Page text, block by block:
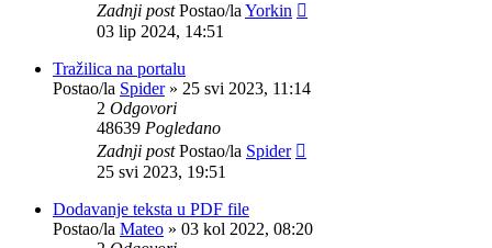
Zadnji postPostao/la Yorkin
03 lip 2024, 14:51
Tražilica na portalu
Postao/la Spider» 25 svi 2023, 11:14
2 Odgovori
48639 Pogledano
Zadnji postPostao/la Spider
25 svi 2023, 19:51
Dodavanje teksta u PDF file
Postao/la Mateo » 03 kol 2022, 08:20